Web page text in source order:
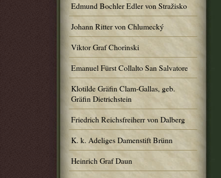
Edmund Bochler Edler von Stražisko
Johann Ritter von Chlumecký
Viktor Graf Chorinski
Emanuel Fürst Collalto San Salvatore
Klotilde Gräfin Clam-Gallas, geb.
Gräfin Dietrichstein
Friedrich Reichsfreiherr von Dalberg
K. k. Adeliges Damenstift Brünn
Heinrich Graf Daun